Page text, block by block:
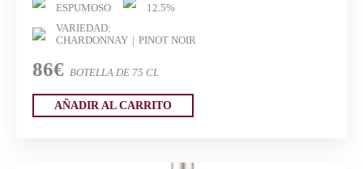
ESPUMOSO
12.5%
VARIEDAD:
CHARDONNAY
PINOT NOIR
86€ BOTELLA DE 75 CL
AÑADIR AL CARRITO